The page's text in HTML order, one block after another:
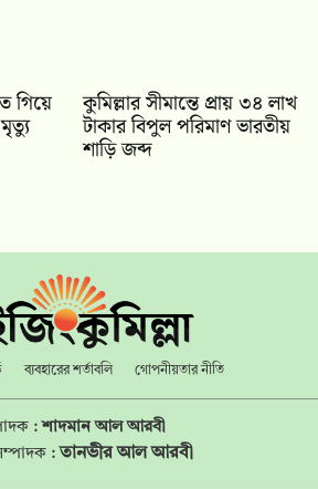
গিয়ে কুমিল্লার সীমান্তে প্রায় ৩৪ লাখ
টাকার বিপুল পরিমাণ ভারতীয়
শাড়ি জব্দ
ব্যবহারের শর্তাবলি গোপনীয়তার নীতি
:শাদমান আল আরবী
সম্পাদক : তানভীর আল আরবী